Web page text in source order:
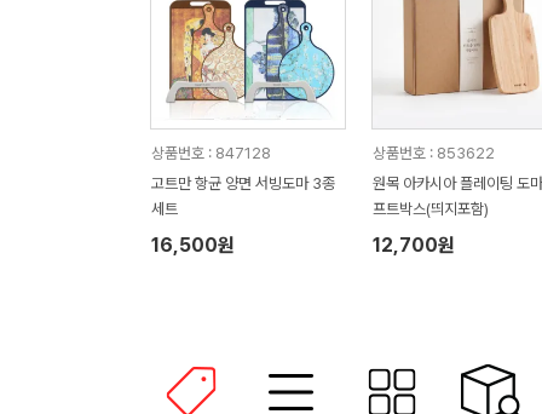
상품번호 : 847128
고트만 항균 양면 서빙도마 3종
세트
16,500원
상품번호 : 853622
원목 아카시아 플레이팅 도
프트박스(띄지포함)
12,700원